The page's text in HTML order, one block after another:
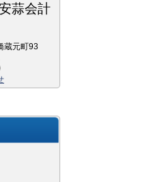
蒜会計
蔵元町93